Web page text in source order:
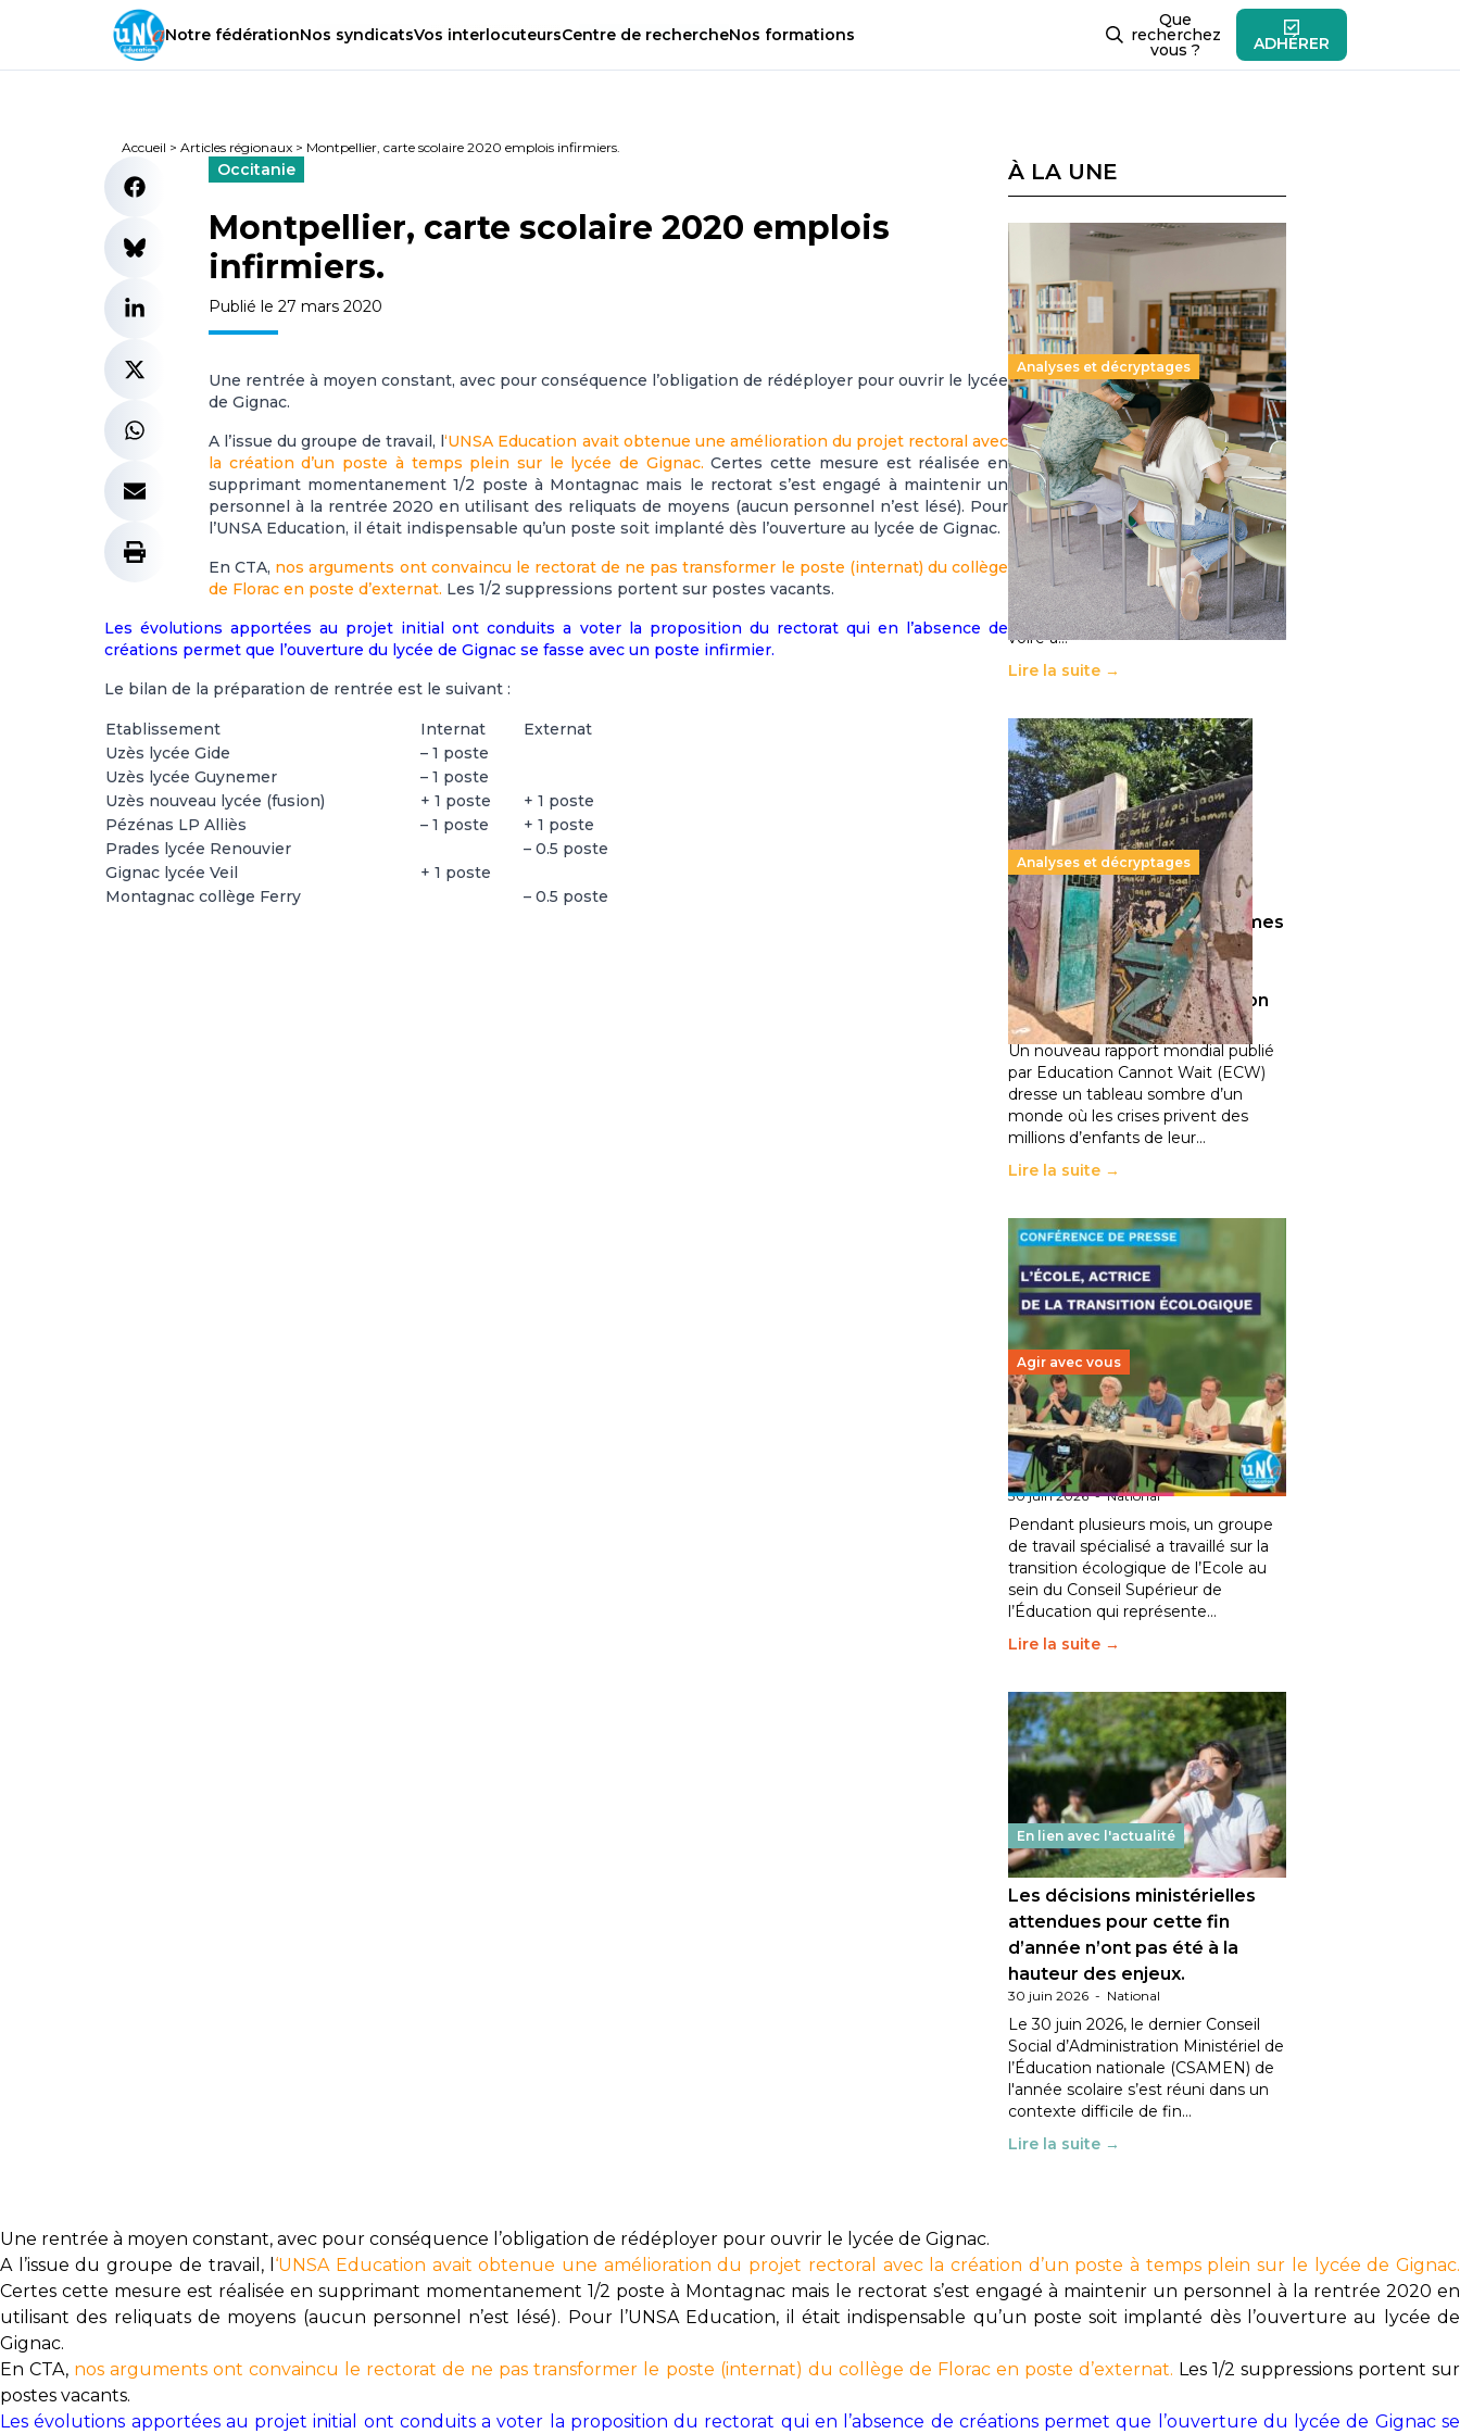
Notre fédérationNos syndicatsVos interlocuteursCentre de rechercheNos formations
Que
recherchez
vous ? ADHÉRER
Accueil > Articles régionaux > Montpellier, carte scolaire 2020 emplois infirmiers.
Occitanie
Montpellier, carte scolaire 2020 emplois
infirmiers.
Publié le 27 mars 2020
Une rentrée à moyen constant, avec pour conséquence l’obligation de rédéployer pour ouvrir le lycée
de Gignac.
A l’issue du groupe de travail, l‘UNSA Education avait obtenue une amélioration du projet rectoral avec
la création d’un poste à temps plein sur le lycée de Gignac. Certes cette mesure est réalisée en
supprimant momentanement 1/2 poste à Montagnac mais le rectorat s’est engagé à maintenir un
personnel à la rentrée 2020 en utilisant des reliquats de moyens (aucun personnel n’est lésé). Pour
l’UNSA Education, il était indispensable qu’un poste soit implanté dès l’ouverture au lycée de Gignac.
En CTA, nos arguments ont convaincu le rectorat de ne pas transformer le poste (internat) du collège
de Florac en poste d’externat. Les 1/2 suppressions portent sur postes vacants.
Les évolutions apportées au projet initial ont conduits a voter la proposition du rectorat qui en l’absence de
créations permet que l’ouverture du lycée de Gignac se fasse avec un poste infirmier.
Le bilan de la préparation de rentrée est le suivant :
Etablissement Internat
Externat
Uzès lycée Gide
– 1 poste
Uzès lycée Guynemer
– 1 poste
Uzès nouveau lycée (fusion)
+ 1 poste
+ 1 poste
Pézénas LP Alliès
– 1 poste
+ 1 poste
Prades lycée Renouvier
– 0.5 poste
Gignac lycée Veil
+ 1 poste
Montagnac collège Ferry
– 0.5 poste
À LA UNE
Analyses et décryptages
Supérieur privé : une dérive
qui met à mal la promesse
républicaine
11 juillet 2026- National
Le projet de loi sur la régulation de
l’enseignement supérieur privé met
en lumière l’amplification d’un
système qui relègue l’acte
pédagogique au superfétatoire,
voire à…
Lire la suite →
Analyses et décryptages
258 millions d’enfants victimes
de la guerre, des chocs
climatiques et des
déplacements de population
11 juillet 2026 -National
Un nouveau rapport mondial publié
par Education Cannot Wait (ECW)
dresse un tableau sombre d’un
monde où les crises privent des
millions d’enfants de leur…
Lire la suite →
Agir avec vous
Transition écologique de
l’éducation : l’UNSA Éducation
fait bouger les lignes
30 juin 2026-National
Pendant plusieurs mois, un groupe
de travail spécialisé a travaillé sur la
transition écologique de l’Ecole au
sein du Conseil Supérieur de
l’Éducation qui représente…
Lire la suite →
En lien avec l'actualité
Les décisions ministérielles
attendues pour cette fin
d’année n’ont pas été à la
hauteur des enjeux.
30 juin 2026 - National
Le 30 juin 2026, le dernier Conseil
Social d’Administration Ministériel de
l’Éducation nationale (CSAMEN) de
l'année scolaire s’est réuni dans un
contexte difficile de fin…
Lire la suite →
Une rentrée à moyen constant, avec pour conséquence l’obligation de rédéployer pour ouvrir le lycée de Gignac.
A l’issue du groupe de travail, l ‘UNSA Education avait obtenue une amélioration du projet rectoral avec la création d’un poste à temps plein sur le lycée de Gignac.
Certes cette mesure est réalisée en supprimant momentanement 1/2 poste à Montagnac mais le rectorat s’est engagé à maintenir un personnel à la rentrée 2020 en
utilisant des reliquats de moyens (aucun personnel n’est lésé). Pour l’UNSA Education, il était indispensable qu’un poste soit implanté dès l’ouverture au lycée de
Gignac.
En CTA, nos arguments ont convaincu le rectorat de ne pas transformer le poste (internat) du collège de Florac en poste d’externat. Les 1/2 suppressions portent sur
postes vacants.
Les évolutions apportées au projet initial ont conduits a voter la proposition du rectorat qui en l’absence de créations permet que l’ouverture du lycée de Gignac se